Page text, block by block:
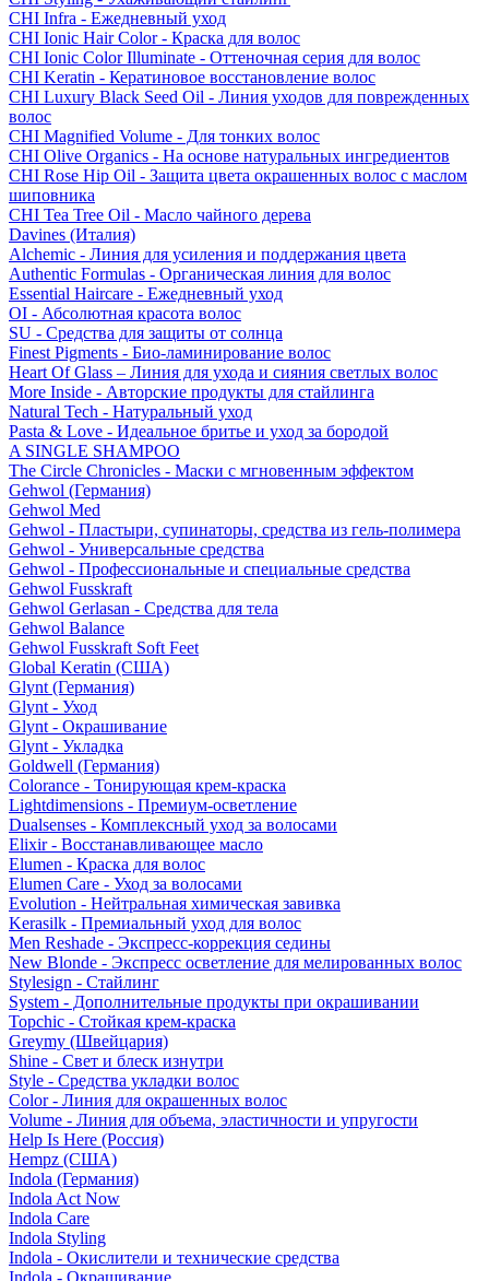
CHI Infra - Ежедневный уход
CHI Ionic Hair Color - Краска для волос
CHI Ionic Color Illuminate - Оттеночная серия для волос
CHI Keratin - Кератиновое восстановление волос
CHI Luxury Black Seed Oil - Линия уходов для поврежденных
волос
CHI Magnified Volume - Для тонких волос
CHI Olive Organics - На основе натуральных ингредиентов
CHI Rose Hip Oil - Защита цвета окрашенных волос с маслом
шиповника
CHI Tea Tree Oil - Масло чайного дерева
Davines (Италия)
Alchemic - Линия для усиления и поддержания цвета
Authentic Formulas - Органическая линия для волос
Essential Haircare - Eжедневный уход
OI - Абсолютная красота волос
SU - Средства для защиты от солнца
Finest Pigments - Био-ламинирование волос
Heart Of Glass – Линия для ухода и сияния светлых волос
More Inside - Авторские продукты для стайлинга
Natural Tech - Натуральный уход
Pasta & Love - Идеальное бритье и уход за бородой
A SINGLE SHAMPOO
The Circle Chronicles - Маски с мгновенным эффектом
Gehwol (Германия)
Gehwol Med
Gehwol - Пластыри, супинаторы, средства из гель-полимера
Gehwol - Универсальные средства
Gehwol - Профессиональные и специальные средства
Gehwol Fusskraft
Gehwol Gerlasan - Средства для тела
Gehwol Balance
Gehwol Fusskraft Soft Feet
Global Keratin (США)
Glynt (Германия)
Glynt - Уход
Glynt - Окрашивание
Glynt - Укладка
Goldwell (Германия)
Colorance - Тонирующая крем-краска
Lightdimensions - Премиум-осветление
Dualsenses - Комплексный уход за волосами
Elixir - Восстанавливающее масло
Elumen - Краска для волос
Elumen Care - Уход за волосами
Evolution - Нейтральная химическая завивка
Kerasilk - Премиальный уход для волос
Men Reshade - Экспресс-коррекция седины
New Blonde - Экспресс осветление для мелированных волос
Stylesign - Стайлинг
System - Дополнительные продукты при окрашивании
Topchic - Стойкая крем-краска
Greymy (Швейцария)
Shine - Свет и блеск изнутри
Style - Средства укладки волос
Color - Линия для окрашенных волос
Volume - Линия для объема, эластичности и упругости
Help Is Here (Россия)
Hempz (США)
Indola (Германия)
Indola Act Now
Indola Care
Indola Styling
Indola - Окислители и технические средства
Indola - Окрашивание